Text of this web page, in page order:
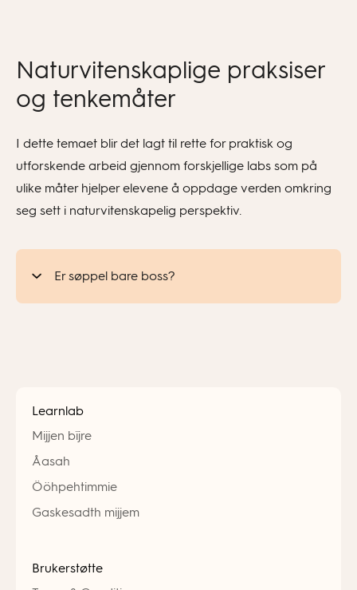
Naturvitenskaplige praksiser
og tenkemåter
I dette temaet blir det lagt til rette for praktisk og
utforskende arbeid gjennom forskjellige labs som på
ulike måter hjelper elevene å oppdage verden omkring
seg sett i naturvitenskapelig perspektiv.
Er søppel bare boss?
Learnlab
Mijjen bïjre
Åasah
Ööhpehtimmie
Gaskesadth mijjem
Brukerstøtte